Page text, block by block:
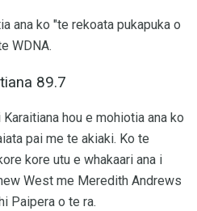
ana ko "te rekoata pukapuka o
WDNA.
89.7
hou e mohiotia ana ko
pai me te akiaki. Ko te
kore utu e whakaari ana i
West me Meredith Andrews
Paipera o te ra.